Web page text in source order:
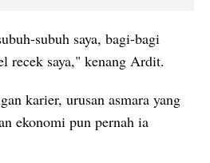
subuh saya, bagi-bagi
recek saya," kenang Ardit.
karier, urusan asmara yang
ekonomi pun pernah ia